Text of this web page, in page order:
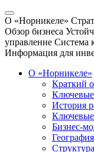
О «Норникеле»
Обзор бизнеса
управление Система
Информация для
О «Норникеле»
Краткий
Ключевые
История
Ключевые
Бизнес-